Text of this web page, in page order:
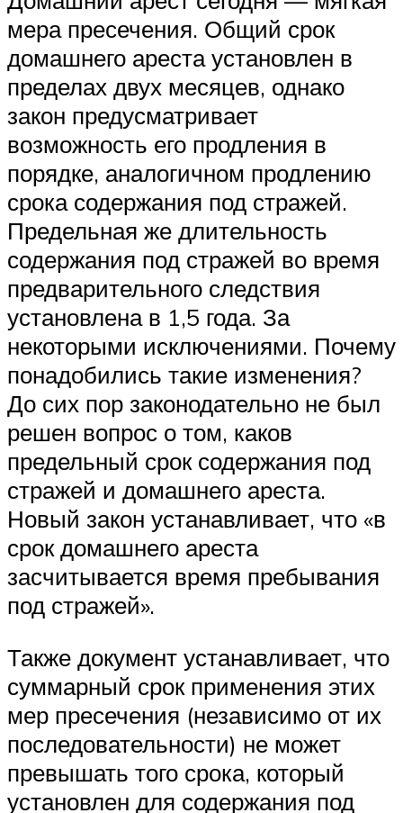
мера пресечения. Общий срок
домашнего ареста установлен в
пределах двух месяцев, однако
закон предусматривает
возможность его продления в
порядке, аналогичном продлению
срока содержания под стражей.
Предельная же длительность
содержания под стражей во время
предварительного следствия
установлена в 1,5 года. За
некоторыми исключениями. Почему
понадобились такие изменения?
До сих пор законодательно не был
решен вопрос о том, каков
предельный срок содержания под
стражей и домашнего ареста.
Новый закон устанавливает, что «в
срок домашнего ареста
засчитывается время пребывания
под стражей».
Также документ устанавливает, что
суммарный срок применения этих
мер пресечения (независимо от их
последовательности) не может
превышать того срока, который
установлен для содержания под